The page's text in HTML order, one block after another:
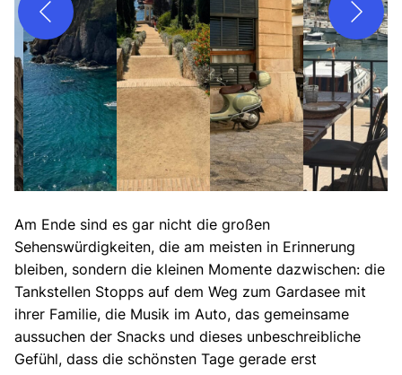
Am Ende sind es gar nicht die großen
Sehenswürdigkeiten, die am meisten in Erinnerung
bleiben, sondern die kleinen Momente dazwischen: die
Tankstellen Stopps auf dem Weg zum Gardasee mit
ihrer Familie, die Musik im Auto, das gemeinsame
aussuchen der Snacks und dieses unbeschreibliche
Gefühl, dass die schönsten Tage gerade erst